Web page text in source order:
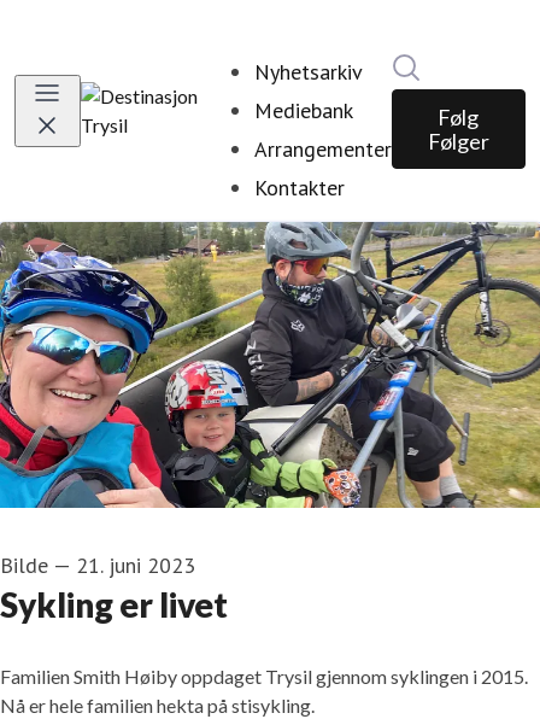
Nyhetsarkiv
Mediebank
Arrangementer
Kontakter
Følg
Følger
Bilde — 21. juni 2023
Sykling er livet
Familien Smith Høiby oppdaget Trysil gjennom syklingen i 2015.
Nå er hele familien hekta på stisykling.